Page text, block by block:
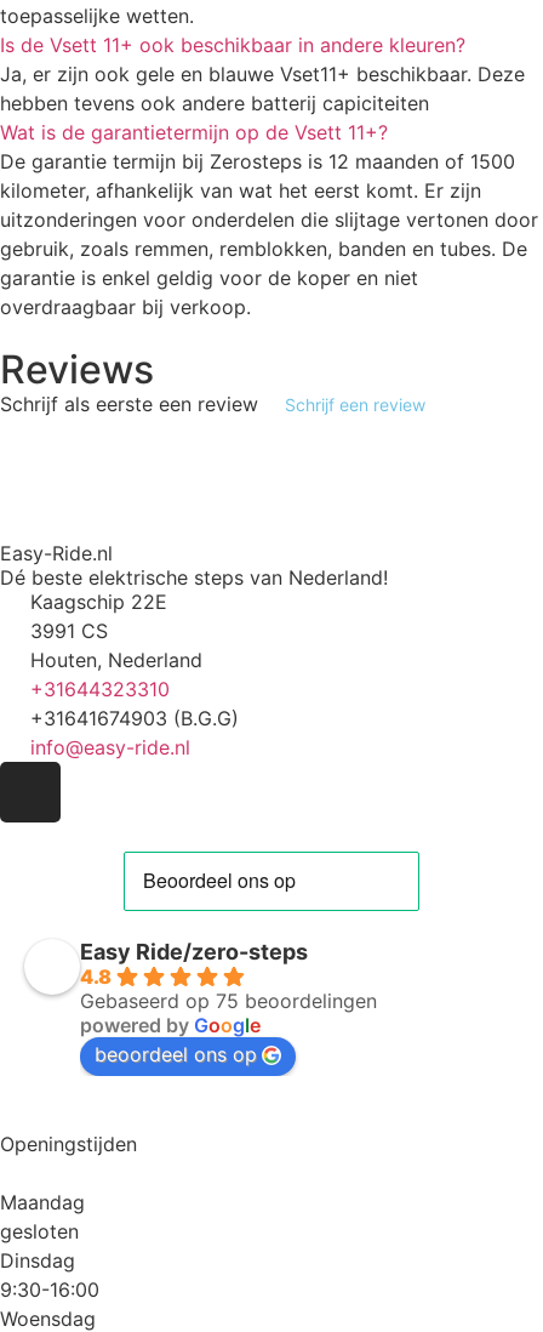
toepasselijke wetten.
Is de Vsett 11+ ook beschikbaar in andere kleuren?
Ja, er zijn ook gele en blauwe Vset11+ beschikbaar. Deze
hebben tevens ook andere batterij capiciteiten
Wat is de garantietermijn op de Vsett 11+?
De garantie termijn bij Zerosteps is 12 maanden of 1500
kilometer, afhankelijk van wat het eerst komt. Er zijn
uitzonderingen voor onderdelen die slijtage vertonen door
gebruik, zoals remmen, remblokken, banden en tubes. De
garantie is enkel geldig voor de koper en niet
overdraagbaar bij verkoop.
Reviews
Schrijf als eerste een review Schrijf een review
Easy-Ride.nl
Dé beste elektrische steps van Nederland!
Kaagschip 22E
3991 CS
Houten, Nederland
+31644323310
+31641674903 (B.G.G)
info@easy-ride.nl
Easy Ride/zero-steps
4.8
Gebaseerd op 75 beoordelingen
powered by Google
beoordeel ons op
Openingstijden
Maandag
gesloten
Dinsdag
9:30-16:00
Woensdag